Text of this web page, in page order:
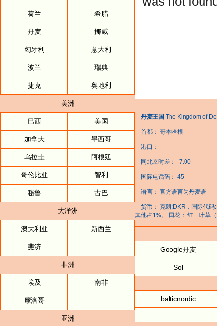
荷兰 希腊
丹麦 挪威
匈牙利 意大利
波兰 瑞典
捷克 奥地利
美洲
巴西 美国
加拿大 墨西哥
乌拉圭 阿根廷
哥伦比亚 智利
秘鲁 古巴
大洋洲
澳大利亚 新西兰
斐济
非洲
埃及 南非
摩洛哥
亚洲
丹麦王国 The Kingdom of
首都： 哥本哈根
港口：
同北京时差： -7.00
国际电话码： 45
语言： 官方语言为丹麦语
货币： 克朗:DKR，国际代码
其他占1%。 国花： 红三叶草
Google丹麦
Sol
balticnordic